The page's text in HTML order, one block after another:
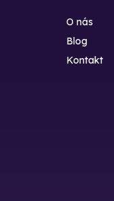
O nás
Blog
Kontakt